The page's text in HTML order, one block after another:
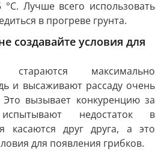
Лучше всего использовать
в прогреве грунта.
создавайте условия для
максимально
и высаживают рассаду очень
Это вызывает конкуренцию за
недостаток в
касаются друг друга, а это
для появления грибков.